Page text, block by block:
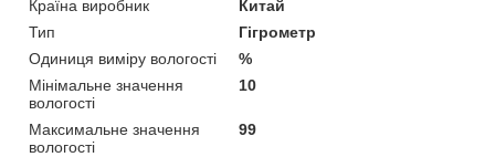
Країна виробник
Китай
Тип
Гігрометр
Одиниця виміру вологості
%
Мінімальне значення
вологості
10
Максимальне значення
вологості
99